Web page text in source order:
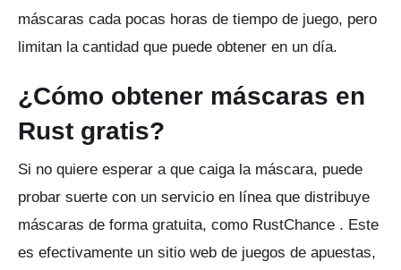
máscaras cada pocas horas de tiempo de juego, pero
limitan la cantidad que puede obtener en un día.
¿Cómo obtener máscaras en
Rust gratis?
Si no quiere esperar a que caiga la máscara, puede
probar suerte con un servicio en línea que distribuye
máscaras de forma gratuita, como RustChance . Este
es efectivamente un sitio web de juegos de apuestas,